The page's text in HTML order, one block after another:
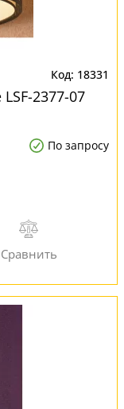
18331
2377-07
По запросу